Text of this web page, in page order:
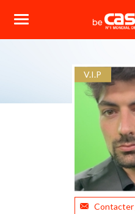
V.I.P
Contacter